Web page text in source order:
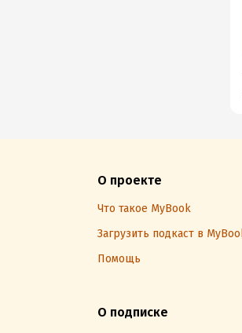
О проекте
Что такое MyBook
Загрузить подкаст в
Помощь
О подписке